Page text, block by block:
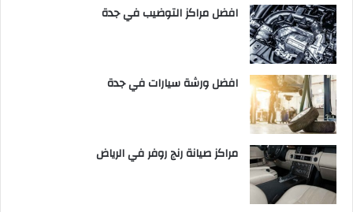
افضل مراكز التوضيب في جدة
افضل ورشة سيارات في جدة
مراكز صيانة رنج روفر في الرياض